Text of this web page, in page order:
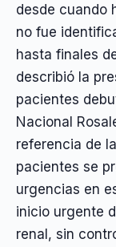
desde cuando
no fue
hasta finales
describió la
pacientes
Nacional
referencia de
pacientes se
urgencias en
inicio urgente
renal, sin